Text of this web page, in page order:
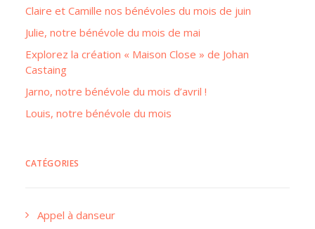
Claire et Camille nos bénévoles du mois de juin
Julie, notre bénévole du mois de mai
Explorez la création « Maison Close » de Johan
Castaing
Jarno, notre bénévole du mois d’avril !
Louis, notre bénévole du mois
CATÉGORIES
Appel à danseur